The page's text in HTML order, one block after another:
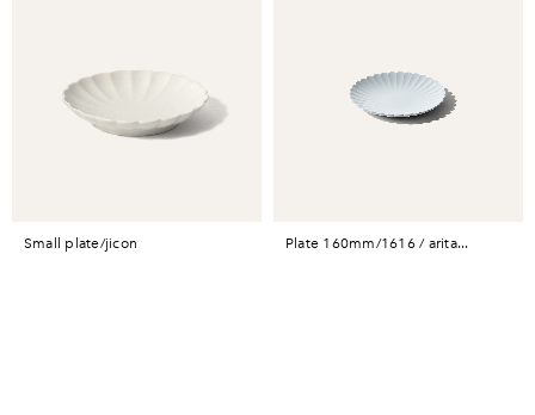
small plate/jicon plate 160mm/1616 / arita...